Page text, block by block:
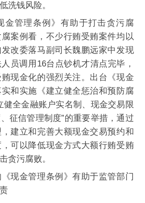
洗钱风险。
管理条例》有助于打击贪污腐
案例看，不少行贿受贿案件均以
改委落马副司长魏鹏远家中发现
员调用16台点钞机才清点完毕，
现金化的强烈关注。出台《现金
和实施《建立健全惩治和预防腐
健全金融账户实名制、现金交易限
征信管理制度”的重要举措，通过
建立和完善大额现金交易预约和
可以降低现金方式大额行贿受贿
贪污腐败。
金管理条例》有助于监管部门